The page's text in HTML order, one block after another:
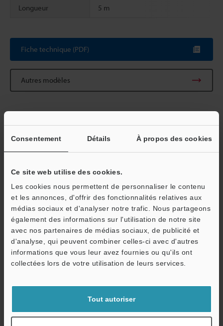
Consentement Détails À propos des cookies
Ce site web utilise des cookies.
Les cookies nous permettent de personnaliser le contenu
et les annonces, d'offrir des fonctionnalités relatives aux
médias sociaux et d'analyser notre trafic. Nous partageons
également des informations sur l'utilisation de notre site
avec nos partenaires de médias sociaux, de publicité et
d'analyse, qui peuvent combiner celles-ci avec d'autres
informations que vous leur avez fournies ou qu'ils ont
collectées lors de votre utilisation de leurs services.
Tout autoriser
Longueur 5 m
Fiche technique (PDF)
Autres modèles
Télécharger le catalogue
Guides techniques
Fiche technique (PDF)
CAO / CAE
Manuels
Démo / Test